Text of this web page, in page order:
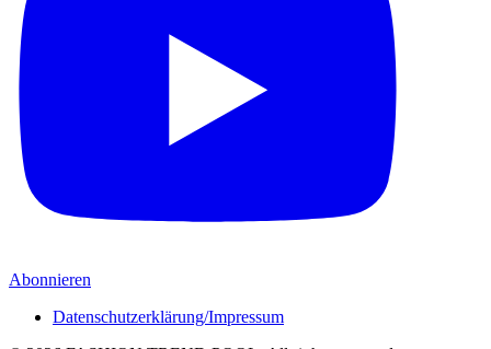
Abonnieren
Datenschutzerklärung/Impressum